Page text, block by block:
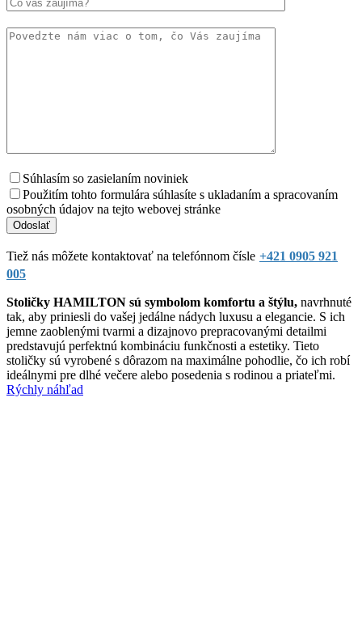
Súhlasím so zasielaním noviniek
Použitím tohto formulára súhlasíte s ukladaním a spracovaním
osobných údajov na tejto webovej stránke
Tiež nás môžete kontaktovať na telefónnom čísle +421 0905 921
005
Stoličky HAMILTON sú symbolom komfortu a štýlu, navrhnuté
tak, aby priniesli do vašej jedálne nádych luxusu a elegancie. S ich
jemne zaoblenými tvarmi a dizajnovo prepracovanými detailmi
predstavujú perfektnú kombináciu funkčnosti a estetiky. Tieto
stoličky sú vyrobené s dôrazom na maximálne pohodlie, čo ich robí
ideálnymi pre dlhé večere alebo posedenia s rodinou a priateľmi.
Rýchly náhľad